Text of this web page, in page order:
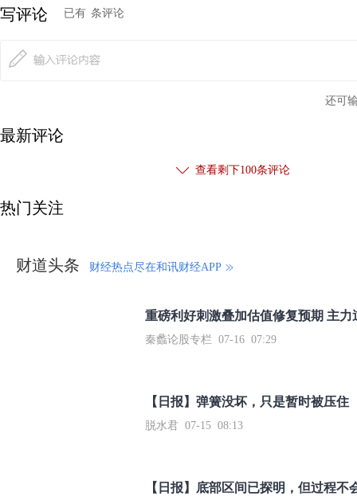
写评论 已有 条评论
还可
最新评论
查看剩下100条评论
热门关注
财道头条 财经热点尽在和讯财经APP
秦蠡论股专栏 07-16 07:29
【日报】弹簧没坏，只是暂时被压住
脱水君 07-15 08:13
【日报】底部区间已探明，但过程不